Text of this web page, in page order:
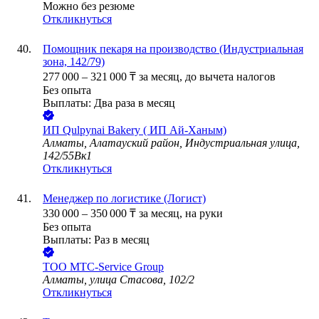
Можно без резюме
Откликнуться
Помощник пекаря на производство (Индустриальная
зона, 142/79)
277 000 – 321 000 ₸ за месяц, до вычета налогов
Без опыта
Выплаты: Два раза в месяц
ИП Qulpynai Bakery ( ИП Ай-Ханым)
Алматы, Алатауский район, Индустриальная улица,
142/55Вк1
Откликнуться
Менеджер по логистике (Логист)
330 000 – 350 000 ₸ за месяц, на руки
Без опыта
Выплаты: Раз в месяц
ТОО MTC-Service Group
Алматы, улица Стасова, 102/2
Откликнуться